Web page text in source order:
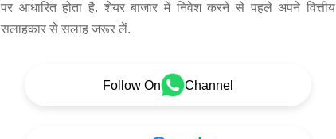
पर आधारित होता है. शेयर बाजार में निवेश करने से पहले अपने वित्तीय
सलाहकार से सलाह जरूर लें.
Follow On Channel